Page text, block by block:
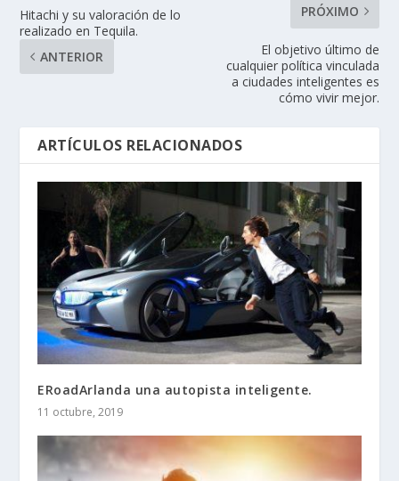
Hitachi y su valoración de lo
realizado en Tequila.
ANTERIOR
PRÓXIMO
El objetivo último de
cualquier política vinculada
a ciudades inteligentes es
cómo vivir mejor.
ARTÍCULOS RELACIONADOS
ERoadArlanda una autopista inteligente.
11 octubre, 2019